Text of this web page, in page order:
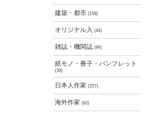
建築・都市 (158)
オリジナル入 (44)
雑誌・機関誌 (96)
紙モノ・冊子・パンフレット
(39)
日本人作家 (257)
海外作家 (62)